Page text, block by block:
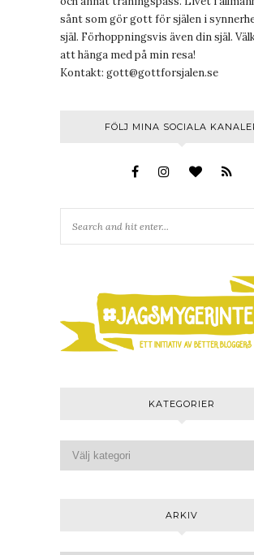
sånt som gör gott för själen i
själ. Förhoppningsvis även din själ.
att hänga med på min resa!
Kontakt: gott@gottforsjalen.se
FÖLJ MINA SOCIALA
KATEGORIER
ARKIV